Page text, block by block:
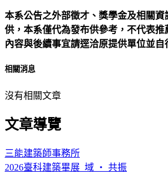
本系公告之外部徵才、獎學金及相關資
供，本系僅代為發布供參考，不代表推
內容與後續事宜請逕洽原提供單位並自
相關消息
沒有相關文章
文章導覽
三能建築師事務所
2026臺科建築畢展_域 ‧ 共振